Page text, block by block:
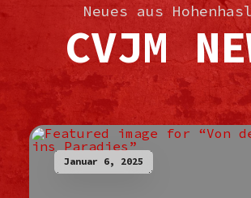
Neues aus
CVJM
Januar 6, 2025